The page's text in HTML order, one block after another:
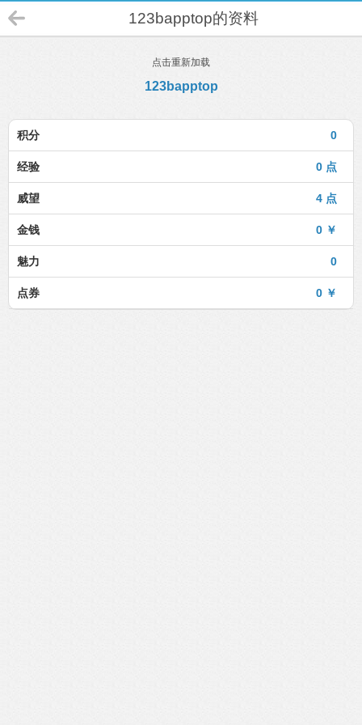
123bapptop的资料
点击重新加载
123bapptop
0
积分
0 点
经验
4 点
威望
0 ￥
金钱
0
魅力
0 ￥
点券